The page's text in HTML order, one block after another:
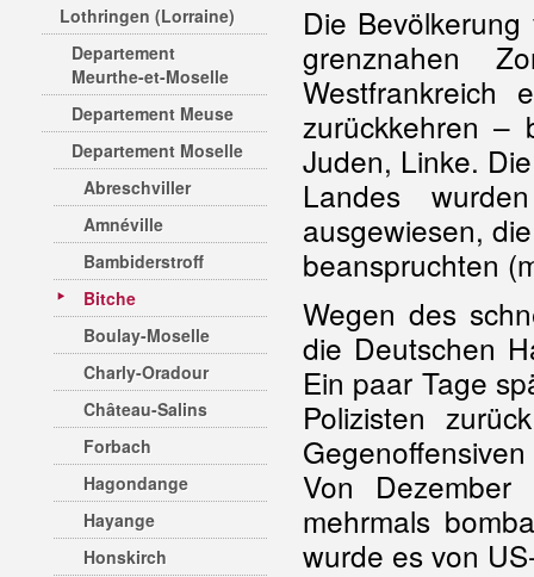
Lothringen (Lorraine)
Departement
Meurthe-et-Moselle
Departement Meuse
Departement Moselle
Abreschviller
Amnéville
Bambiderstroff
Bitche
Boulay-Moselle
Charly-Oradour
Château-Salins
Forbach
Hagondange
Hayange
Honskirch
Die
grenznahen
Westfrankreich
zurückkehren –
Juden, Linke.
Landes
ausgewiesen,
beanspruchten
Wegen des
die Deutschen
Ein paar Tage
Polizisten
Von
mehrmals
wurde es von